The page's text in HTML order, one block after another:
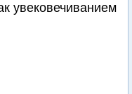
увековечиванием